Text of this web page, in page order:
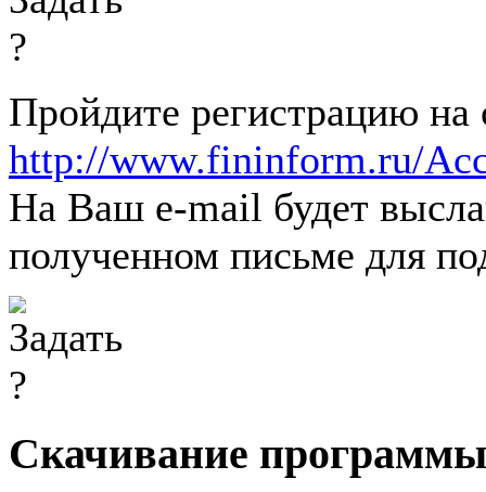
Пройдите регистрацию на
http://www.fininform.ru/
На Ваш e-mail будет
полученном письме для
Скачивание программы